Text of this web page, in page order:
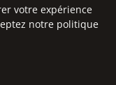
: une
pour
par les Pays-
votre expérience
notre politique